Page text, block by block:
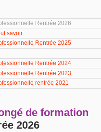
Rentrée 2026
savoir
Rentrée 2025
Rentrée 2024
Rentrée 2023
rentrée 2021
de formation
2026